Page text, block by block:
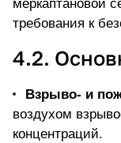
меркаптановой
требования к
4.2.
Взрыво- и
воздухом
концентраций.